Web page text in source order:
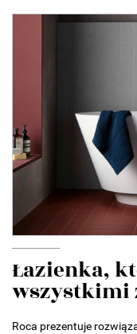
Łazienka,
wszystkimi
Roca prezentuje